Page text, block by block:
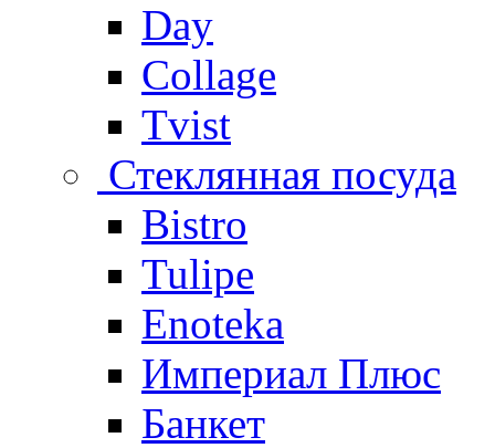
Day
Collage
Tvist
Стеклянная посуда
Bistro
Tulipe
Enoteka
Империал Плюс
Банкет